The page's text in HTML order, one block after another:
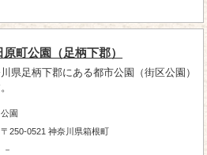
原町公園（足柄下郡）
県足柄下郡にある都市公園（街区公園）
公園
〒250-0521 神奈川県箱根町
－